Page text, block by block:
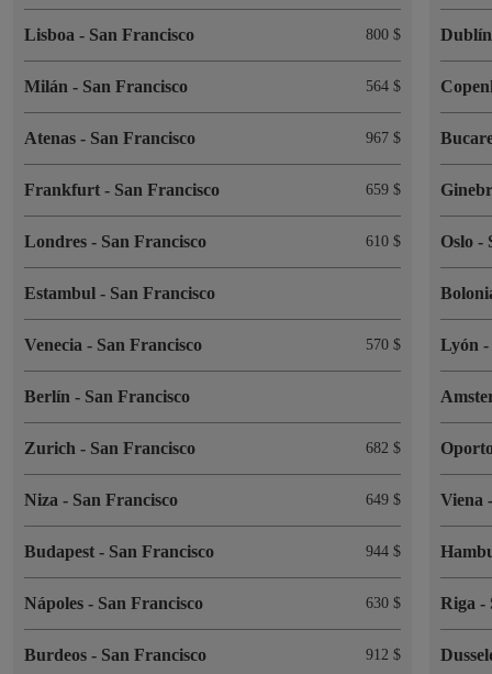
Lisboa - San Francisco 800 $
Milán - San Francisco 564 $
Atenas - San Francisco 967 $
Frankfurt - San Francisco 659 $
Londres - San Francisco 610 $
Estambul - San Francisco
Venecia - San Francisco 570 $
Berlín - San Francisco
Zurich - San Francisco 682 $
Niza - San Francisco 649 $
Budapest - San Francisco 944 $
Nápoles - San Francisco 630 $
Burdeos - San Francisco 912 $
Oslo-
Lyón
Viena
Riga-